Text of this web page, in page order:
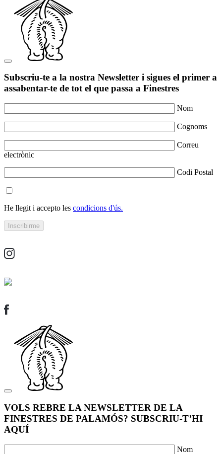
Subscriu-te a la nostra Newsletter i sigues el primer a
assabentar-te de tot el que passa a Finestres
Nom
Cognoms
Correu
electrònic
Codi Postal
He llegit i accepto les condicions d'ús.
VOLS REBRE LA NEWSLETTER DE LA
FINESTRES DE PALAMÓS? SUBSCRIU-T’HI
AQUÍ
Nom